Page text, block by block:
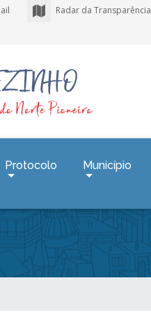
Radar da Transparência
Protocolo Município